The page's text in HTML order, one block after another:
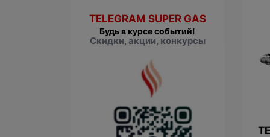
TELEGRAM SUPER GAS
Будь в курсе событий!
Скидки, акции, конкурсы